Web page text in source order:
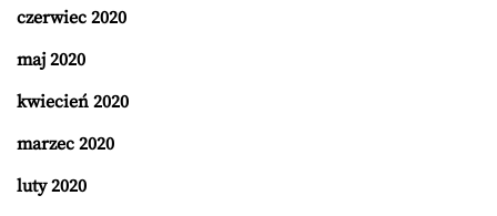
czerwiec 2020
maj 2020
kwiecień 2020
marzec 2020
luty 2020